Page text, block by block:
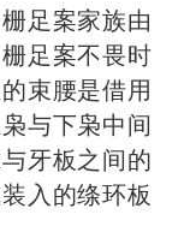
足案家族由
足案不畏时
束腰是借用
与下枭中间
牙板之间的
入的绦环板